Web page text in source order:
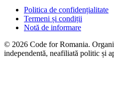
Politica de confidențialitate
Termeni și condiții
Notă de informare
© 2026 Code for Romania.
independentă, neafiliată politic și